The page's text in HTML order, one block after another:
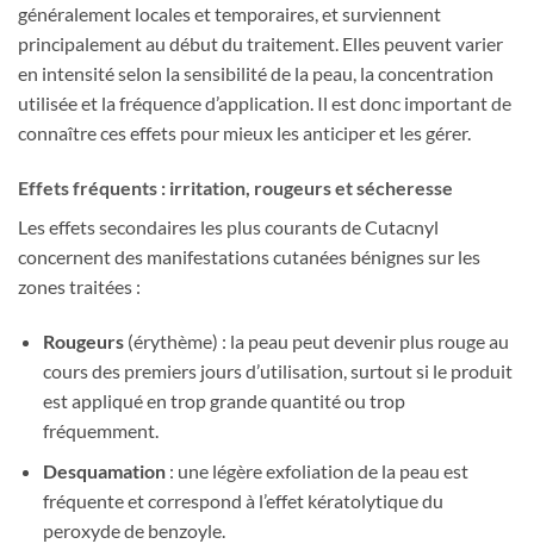
généralement locales et temporaires, et surviennent
principalement au début du traitement. Elles peuvent varier
en intensité selon la sensibilité de la peau, la concentration
utilisée et la fréquence d’application. Il est donc important de
connaître ces effets pour mieux les anticiper et les gérer.
Effets fréquents : irritation, rougeurs et sécheresse
Les effets secondaires les plus courants de Cutacnyl
concernent des manifestations cutanées bénignes sur les
zones traitées :
Rougeurs(érythème) : la peau peut devenir plus rouge au
cours des premiers jours d’utilisation, surtout si le produit
est appliqué en trop grande quantité ou trop
fréquemment.
Desquamation: une légère exfoliation de la peau est
fréquente et correspond à l’effet kératolytique du
peroxyde de benzoyle.